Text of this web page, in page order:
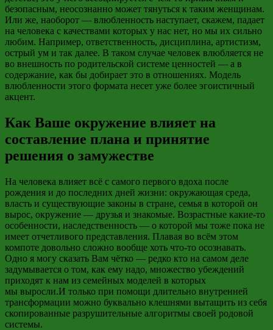
безопасным, неосознанно может тянуться к таким женщинам.
Или же, наоборот — влюбленность наступает, скажем, падает
на человека с качествами которых у нас нет, но мы их сильно
любим. Например, ответственность, дисциплина, артистизм,
острый ум и так далее. В таком случае человек влюбляется не
во внешность по родительской системе ценностей — а в
содержание, как бы добирает это в отношениях. Модель
влюбленности этого формата несет уже более эгоистичный
акцент.
Как Ваше окружение влияет на
составление плана и принятие
решения о замужестве
На человека влияет всё с самого первого вдоха после
рождения и до последних дней жизни: окружающая среда,
власть и существующие законы в стране, семья в которой он
вырос, окружение — друзья и знакомые. Возрастные какие-то
особенности, наследственность — о которой мы тоже пока не
имеет отчетливого представления. Плавая во всём этом
компоте довольно сложно вообще хоть что-то осознавать.
Одно я могу сказать Вам чётко — редко кто на самом деле
задумывается о том, как ему надо, множество убеждений
приходят к нам из семейных моделей в которых
мы выросли.И только при помощи длительно внутренней
трансформации можно буквально клешнями вытащить из себя
скопированные разрушительные алгоритмы своей родовой
системы.